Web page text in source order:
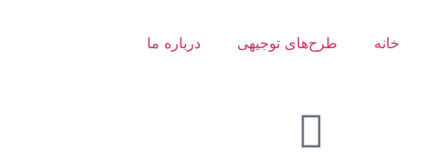
خانه طرح‌های توجیهی درباره ما